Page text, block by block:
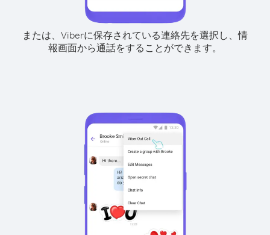
または、Viberに保存されている連絡先を選択し、情
報画面から通話をすることができます。